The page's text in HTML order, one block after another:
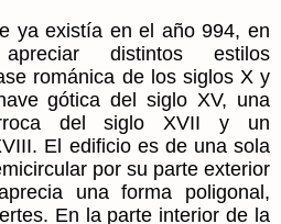
ya existía en el año 994, en
distintos estilos
románica de los siglos X y
gótica del siglo XV, una
del siglo XVII y un
El edificio es de una sola
por su parte exterior
una forma poligonal,
En la parte interior de la